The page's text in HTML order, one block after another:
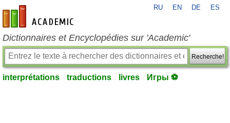
fr-academic.com
RU EN DE ES
Dictionnaires et Encyclopédies sur 'Academic'
Recherche!
interprétations traductions livres Игры ⚽